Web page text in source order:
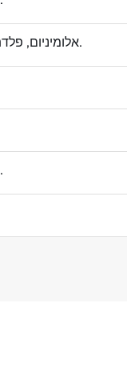
אלומיניום, פלדת אל-חלד, פלדת פחמן, נחושת, אבר, טיטניום, שיקועים, פלסטיק וחומרים אחרים.
הצעות מחיר תוך 24 שעות, ייצור בטווח של 7-14 ימים. קיימות אפשרויות מואצות.